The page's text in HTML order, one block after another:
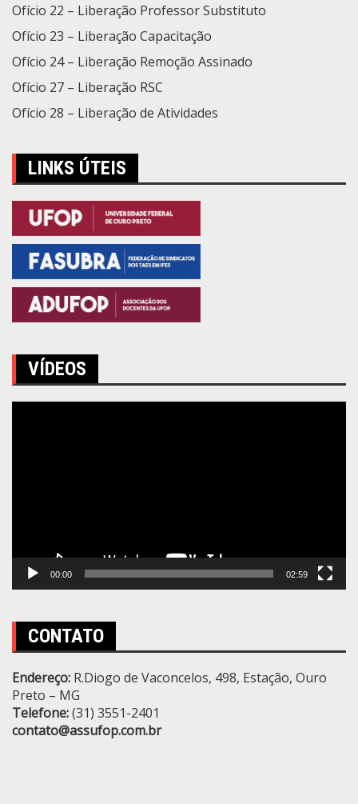
Ofício 22 – Liberação Professor Substituto
Ofício 23 – Liberação Capacitação
Ofício 24 – Liberação Remoção Assinado
Ofício 27 – Liberação RSC
Ofício 28 – Liberação de Atividades
LINKS ÚTEIS
VÍDEOS
00:00 02:59
CONTATO
Endereço: R.Diogo de Vaconcelos, 498, Estação, Ouro
Preto – MG
Telefone:(31) 3551-2401
contato@assufop.com.br